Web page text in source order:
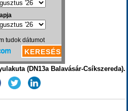
(DN13a Balavásár-Csíkszereda).